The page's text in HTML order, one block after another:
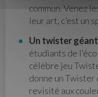
commun. Venez
leur art, c’est un
Un twister géant
étudiants de
célèbre jeu
donne un
revisité aux